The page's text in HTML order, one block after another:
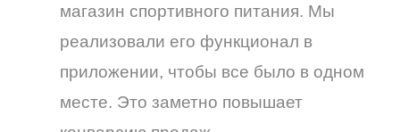
магазин спортивного питания. Мы
реализовали его функционал в
приложении, чтобы все было в одном
месте. Это заметно повышает